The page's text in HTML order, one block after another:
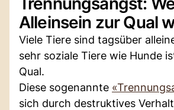
Alleinsein zur Qual
Viele Tiere sind tagsüber
sehr soziale Tiere wie Hunde
Qual.
Diese sogenannte
sich durch destruktives